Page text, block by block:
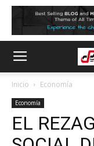
Inicio Economía
Economía
EL